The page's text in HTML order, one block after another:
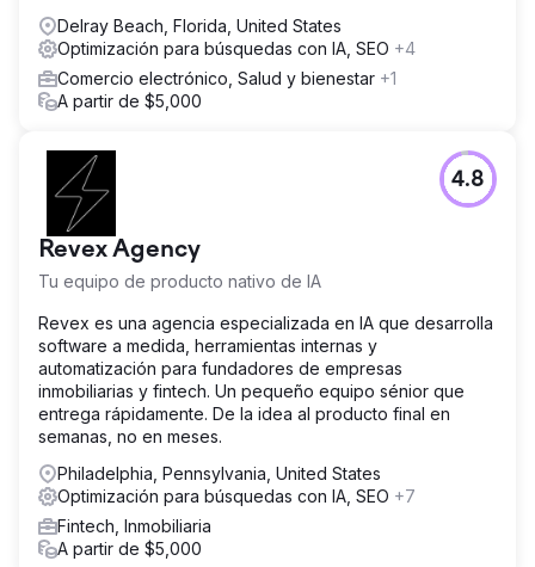
Delray Beach, Florida, United States
Optimización para búsquedas con IA, SEO +4
Comercio electrónico, Salud y bienestar +1
A partir de $5,000
Revex Agency
Tu equipo de producto nativo de IA
4.8
Revex es una agencia especializada en IA que desarrolla
software a medida, herramientas internas y
automatización para fundadores de empresas
inmobiliarias y fintech. Un pequeño equipo sénior que
entrega rápidamente. De la idea al producto final en
semanas, no en meses.
Philadelphia, Pennsylvania, United States
Optimización para búsquedas con IA, SEO +7
Fintech, Inmobiliaria
A partir de $5,000